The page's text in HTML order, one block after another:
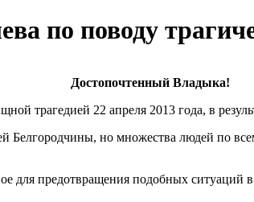
по поводу
Достопочтенный Владыка!
трагедией 22 апреля 2013 года, в
Белгородчины, но множества людей по
для предотвращения подобных ситуаций